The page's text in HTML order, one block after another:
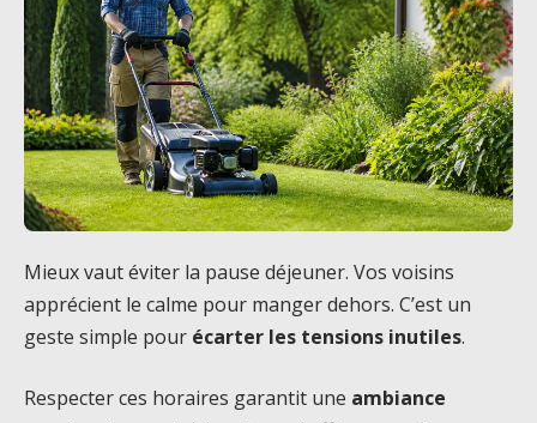
Mieux vaut éviter la pause déjeuner. Vos voisins
apprécient le calme pour manger dehors. C’est un
geste simple pour écarter les tensions inutiles.
Respecter ces horaires garantit une ambiance